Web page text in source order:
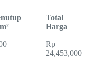
Total
Harga
Rp
24,453,000